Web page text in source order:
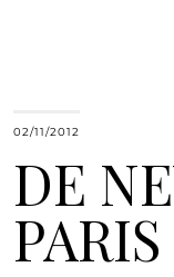
02/11/2012
DE
PARIS